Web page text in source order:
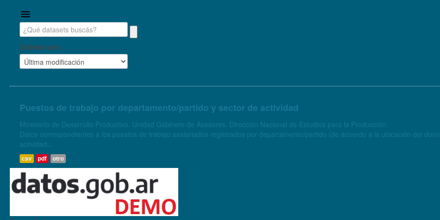
Ordenar por
Puestos de trabajo por departamento/partido y sector de actividad
Ministerio de Desarrollo Productivo. Unidad Gabinete de Asesores. Dirección Nacional de Estudios para la Producción.
Datos correspondientes a los puestos de trabajo asalariados registrados por departamento/partido (de acuerdo a la ubicación del
actividad...
csv pdf otro